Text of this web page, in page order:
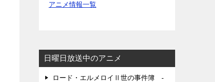
アニメ情報一覧
日曜日放送中のアニメ
ロード・エルメロイⅡ世の事件簿 -